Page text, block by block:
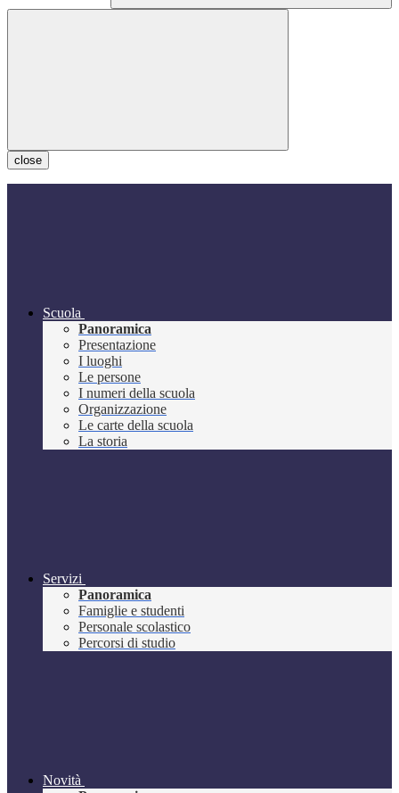
close
Scuola
Panoramica
Presentazione
I luoghi
Le persone
I numeri della scuola
Organizzazione
Le carte della scuola
La storia
Servizi
Panoramica
Famiglie e studenti
Personale scolastico
Percorsi di studio
Novità